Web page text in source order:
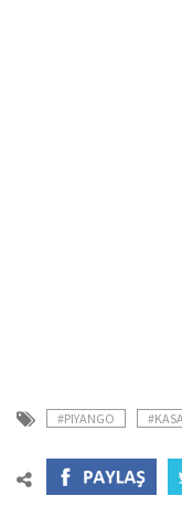
#PIYANGO #KASA